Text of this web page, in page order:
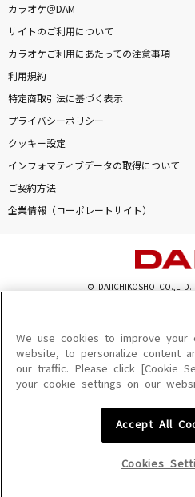
カラオケ＠DAM
サイトのご利用について
カラオケご利用にあたっての注意事項
利用規約
特定商取引法に基づく表示
プライバシーポリシー
クッキー設定
インフォマティブデータの取得について
ご契約方法
企業情報（コーポレートサイト）
© DAIICHIKOSHO CO.,LTD.
このサイトに掲載されている一切の文章・画
を問わず、著作権法の定める範囲を超えて無
を禁じます。
楽曲及びコンテンツは、機種によりご利用い
楽曲及びコンテンツの配信日、配信内容が変更
We use cookies to improve your
website, to personalize content
our traffic. Please click [Cookie
your cookie settings on our
Accept All
Cookies